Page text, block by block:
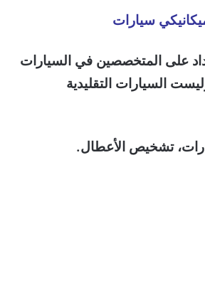
على المتخصصين في السيارات
السيارات التقليدية
تشخيص الأعطال.